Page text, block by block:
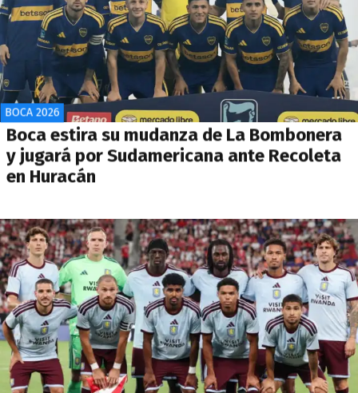
BOCA 2026
Boca estira su mudanza de La Bombonera
y jugará por Sudamericana ante Recoleta
en Huracán